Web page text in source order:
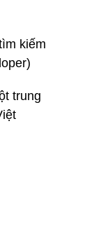
kiếm
trung